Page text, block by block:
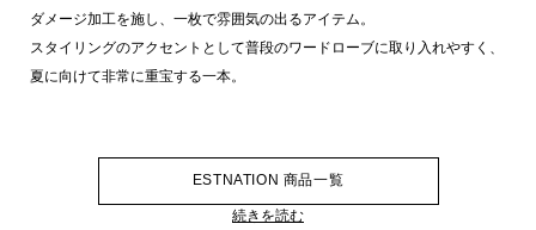
ダメージ加工を施し、一枚で雰囲気の出るアイテム。
スタイリングのアクセントとして普段のワードローブに取り入れやすく、
夏に向けて非常に重宝する一本。
ESTNATION 商品一覧
続きを読む